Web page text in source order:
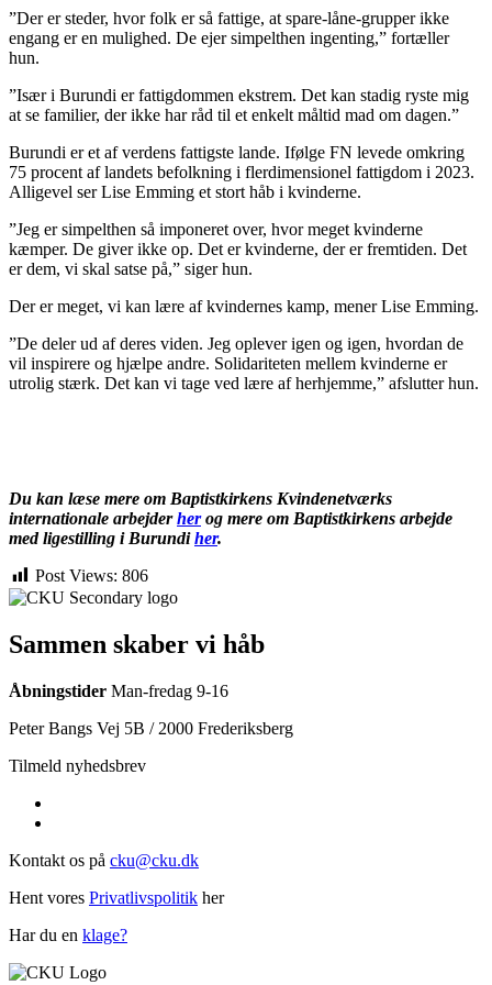
”Der er steder, hvor folk er så fattige, at spare-låne-grupper ikke
engang er en mulighed. De ejer simpelthen ingenting,” fortæller
hun.
”Især i Burundi er fattigdommen ekstrem. Det kan stadig ryste mig
at se familier, der ikke har råd til et enkelt måltid mad om dagen.”
Burundi er et af verdens fattigste lande. Ifølge FN levede omkring
75 procent af landets befolkning i flerdimensionel fattigdom i 2023.
Alligevel ser Lise Emming et stort håb i kvinderne.
”Jeg er simpelthen så imponeret over, hvor meget kvinderne
kæmper. De giver ikke op. Det er kvinderne, der er fremtiden. Det
er dem, vi skal satse på,” siger hun.
Der er meget, vi kan lære af kvindernes kamp, mener Lise Emming.
”De deler ud af deres viden. Jeg oplever igen og igen, hvordan de
vil inspirere og hjælpe andre. Solidariteten mellem kvinderne er
utrolig stærk. Det kan vi tage ved lære af herhjemme,” afslutter hun.
Du kan læse mere om Baptistkirkens Kvindenetværks
internationale arbejderherog mere om Baptistkirkens arbejde
med ligestilling i Burundiher.
Post Views: 806
Sammen skaber vi håb
Åbningstider Man-fredag 9-16
Peter Bangs Vej 5B / 2000 Frederiksberg
Tilmeld nyhedsbrev
Kontakt os på cku@cku.dk
Hent vores Privatlivspolitik her
Har du en klage?